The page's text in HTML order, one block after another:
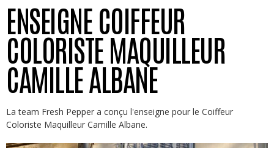
ENSEIGNE COIFFEUR
COLORISTE MAQUILLEUR
CAMILLE ALBANE
La team Fresh Pepper a conçu l'enseigne pour le Coiffeur
Coloriste Maquilleur Camille Albane.